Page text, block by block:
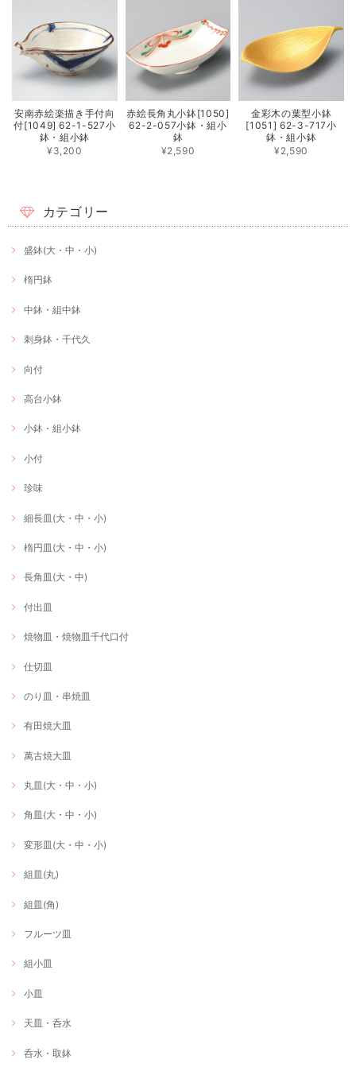
安南赤絵楽描き手付向
付[1049] 62-1-527小
鉢・組小鉢
¥3,200
赤絵長角丸小鉢[1050]
62-2-057小鉢・組小
鉢
¥2,590
金彩木の葉型小鉢
[1051] 62-3-717小
鉢・組小鉢
¥2,590
カテゴリー
盛鉢(大・中・小)
楕円鉢
中鉢・組中鉢
刺身鉢・千代久
向付
高台小鉢
小鉢・組小鉢
小付
珍味
細長皿(大・中・小)
楕円皿(大・中・小)
長角皿(大・中)
付出皿
焼物皿・焼物皿千代口付
仕切皿
のり皿・串焼皿
有田焼大皿
萬古焼大皿
丸皿(大・中・小)
角皿(大・中・小)
変形皿(大・中・小)
組皿(丸)
組皿(角)
フルーツ皿
組小皿
小皿
天皿・呑水
呑水・取鉢